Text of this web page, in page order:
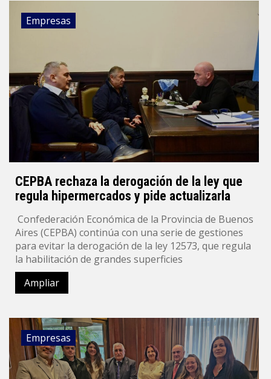
Empresas
CEPBA rechaza la derogación de la ley que
regula hipermercados y pide actualizarla
Confederación Económica de la Provincia de Buenos
Aires (CEPBA) continúa con una serie de gestiones
para evitar la derogación de la ley 12573, que regula
la habilitación de grandes superficies
Ampliar
Empresas